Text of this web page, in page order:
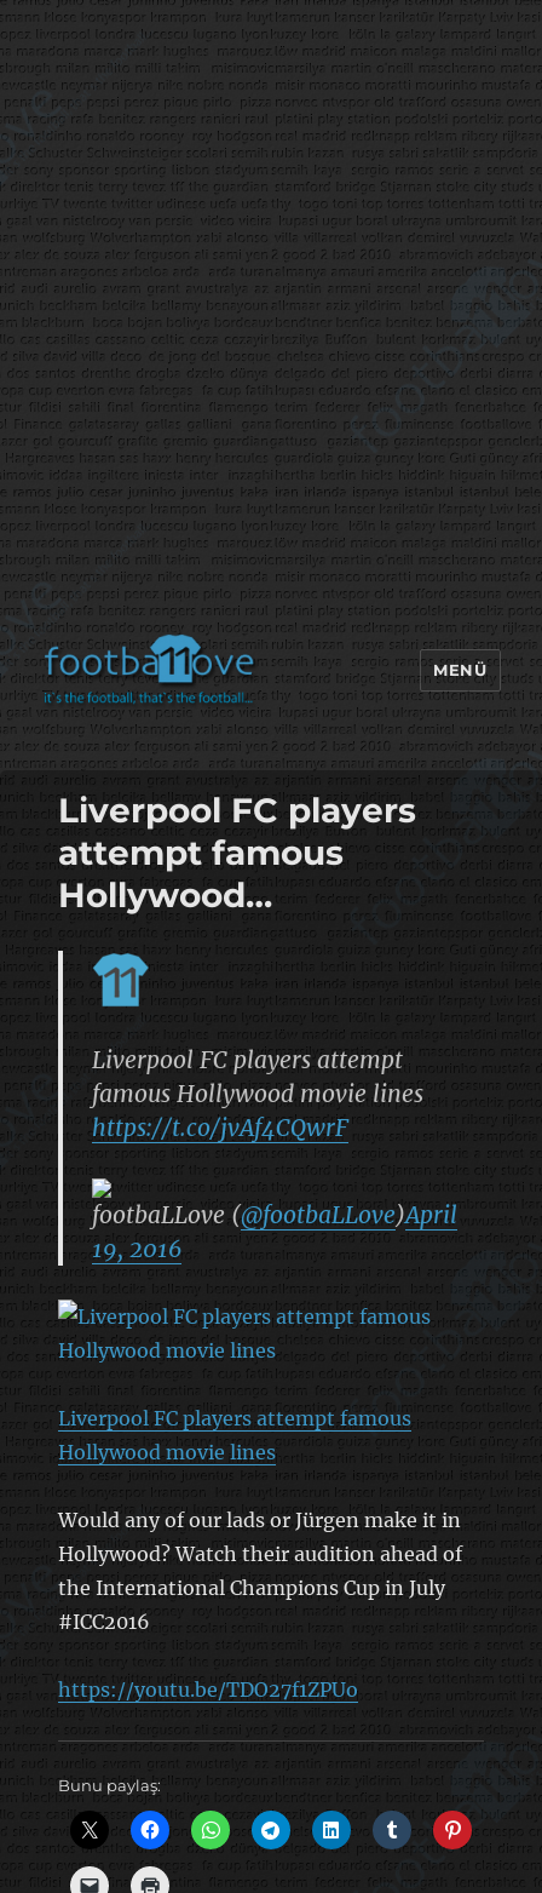
footbaLLove
MENÜ
Liverpool FC players
attempt famous
Hollywood…
Liverpool FC players attempt
famous Hollywood movie lines
https://t.co/jvAf4CQwrF
footbaLLove (@footbaLLove)April
19, 2016
Liverpool FC players attempt famous
Hollywood movie lines
Would any of our lads or Jürgen make it in
Hollywood? Watch their audition ahead of
the International Champions Cup in July
#ICC2016
https://youtu.be/TDO27f1ZPUo
Bunu paylaş: